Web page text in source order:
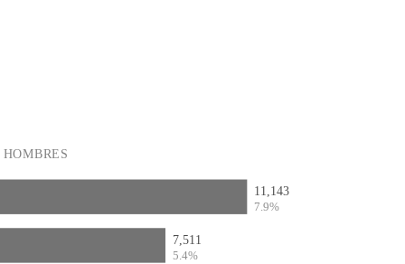
HOMBRES
11,143
7.9%
7,511
5.4%